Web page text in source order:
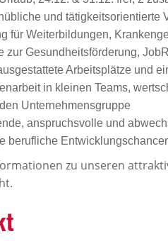
und tätigkeitsorientierte
für Weiterbildungen,
zur Gesundheitsförderung,
Arbeitsplätze und
in kleinen Teams,
Unternehmensgruppe
anspruchsvolle und
berufliche
zu unseren